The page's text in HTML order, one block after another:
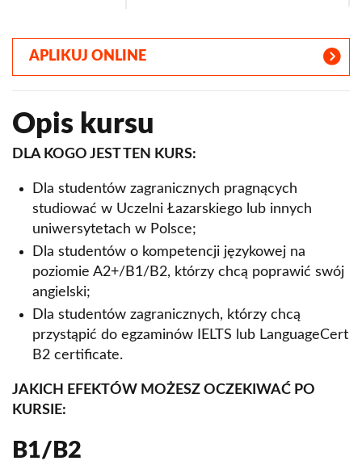
APLIKUJ ONLINE
Opis kursu
DLA KOGO JEST TEN KURS:
Dla studentów zagranicznych pragnących
studiować w Uczelni Łazarskiego lub innych
uniwersytetach w Polsce;
Dla studentów o kompetencji językowej na
poziomie A2+/B1/B2, którzy chcą poprawić swój
angielski;
Dla studentów zagranicznych, którzy chcą
przystąpić do egzaminów IELTS lub LanguageCert
B2 certificate.
JAKICH EFEKTÓW MOŻESZ OCZEKIWAĆ PO
KURSIE:
B1/B2